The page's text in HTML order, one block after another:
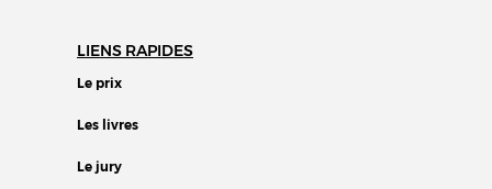
LIENS RAPIDES
Le prix
Les livres
Le jury